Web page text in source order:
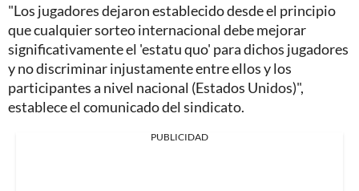
"Los jugadores dejaron establecido desde el principio
que cualquier sorteo internacional debe mejorar
significativamente el 'estatu quo' para dichos jugadores
y no discriminar injustamente entre ellos y los
participantes a nivel nacional (Estados Unidos)",
establece el comunicado del sindicato.
PUBLICIDAD